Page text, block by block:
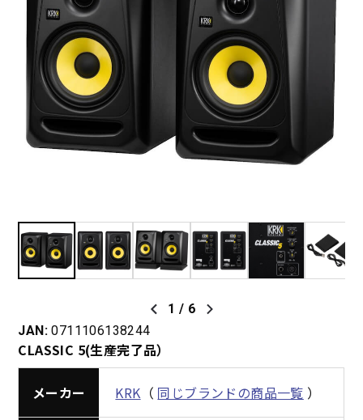
1 / 6
JAN: 0711106138244
CLASSIC 5(生産完了品）
メーカー KRK （ 同じブランドの商品一覧 ）